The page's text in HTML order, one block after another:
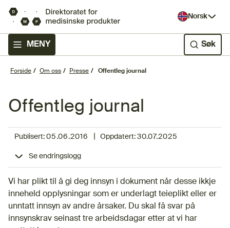
Norsk
MENY Søk
Forside Om oss Presse Offentleg journal
Offentleg journal
Publisert: 05.06.2016 Oppdatert:30.07.2025
Se endringslogg
Vi har plikt til å gi deg innsyn i dokument når desse ikkje
inneheld opplysningar som er underlagt teieplikt eller er
unntatt innsyn av andre årsaker. Du skal få svar på
innsynskrav seinast tre arbeidsdagar etter at vi har